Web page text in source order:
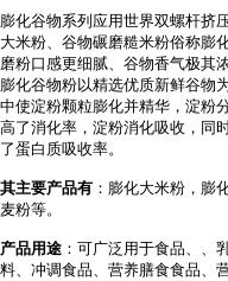
膨化谷物系列应用世界双螺杆挤
大米粉、谷物碾磨糙米粉俗称膨
磨粉口感更细腻、谷物香气极其浓
膨化谷物粉以精选优质新鲜谷物
中使淀粉颗粒膨化并精华，淀粉
高了消化率，淀粉消化吸收，同
了蛋白质吸收率。
其主要产品有 ：膨化大米粉，膨
麦粉等。
产品用途 ：可广泛用于食品、 、
料、冲调食品、营养膳食食品、